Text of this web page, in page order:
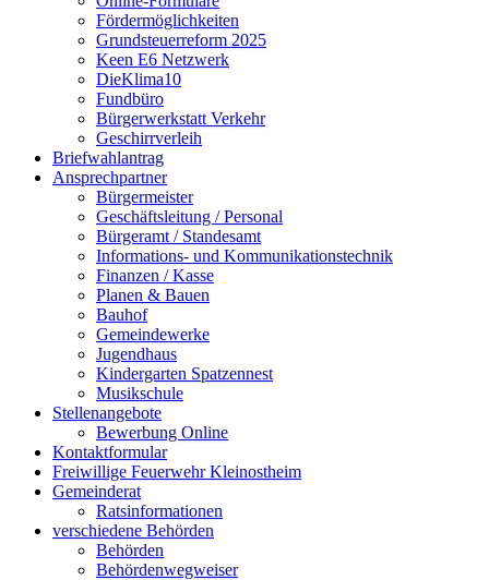
Fördermöglichkeiten
Grundsteuerreform 2025
Keen E6 Netzwerk
DieKlima10
Fundbüro
Bürgerwerkstatt Verkehr
Geschirrverleih
Briefwahlantrag
Ansprechpartner
Bürgermeister
Geschäftsleitung / Personal
Bürgeramt / Standesamt
Informations- und Kommunikationstechnik
Finanzen / Kasse
Planen & Bauen
Bauhof
Gemeindewerke
Jugendhaus
Kindergarten Spatzennest
Musikschule
Stellenangebote
Bewerbung Online
Kontaktformular
Freiwillige Feuerwehr Kleinostheim
Gemeinderat
Ratsinformationen
verschiedene Behörden
Behörden
Behördenwegweiser